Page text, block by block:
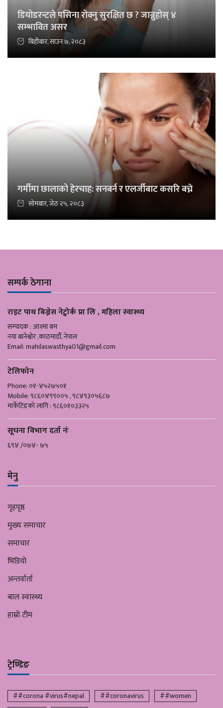
डियोडरन्टले पसिना रोक्नु सुरक्षित छ ? जान्नुहोस् ४
सम्भावित असर
बिहीबार, साउन ७, २०८३
गर्मीमा छालाको हेरचाह: सनबर्न र एलर्जीबाट कसरि बच्ने
सोमबार, जेठ २५, २०८३
सम्पर्क ठेगाना
राइट पाथ बिज्नेस नेट्वोर्क प्रा लि , महिला स्वास्थ्य
सम्पादक : आश्मा बम
नया बानेश्वोर ,काठमाडौँ, नेपाल
Email:mahilaswasthya01@gmail.com
टेलिफोन
Phone: ०१-४५२७५०१
Mobile: ९८६०४९९००५ , ९८४९३०५६८७
मार्केटिङको लागि : ९८६०१०३३२५
सूचना विभाग दर्ता नंः
६९४ /०७४- ७५
मेनु
गृहपृष्ठ
मुख्य समाचार
समाचार
भिडियो
अन्तर्वार्ता
बाल स्वास्थ्य
हाम्रो टीम
ट्रेण्डिङ
##corona #virus#nepal ##coronavirus
##women